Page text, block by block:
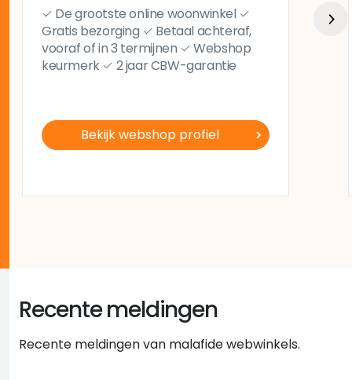
✓ De grootste online woonwinkel ✓
Gratis bezorging ✓ Betaal achteraf,
vooraf of in 3 termijnen ✓ Webshop
keurmerk ✓ 2 jaar CBW-garantie
Bekijk webshop profiel
Recente meldingen
Recente meldingen van malafide webwinkels.